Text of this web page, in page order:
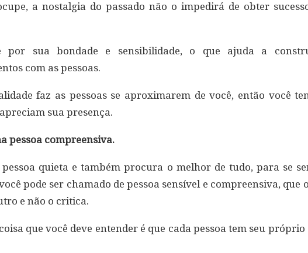
a nostalgia do passado não o impedirá de obter
por sua bondade e sensibilidade, o que ajuda a
com as pessoas.
faz as pessoas se aproximarem de você, então você
sua presença.
pessoa compreensiva.
pessoa quieta e também procura o melhor de tudo, para se
pode ser chamado de pessoa sensível e compreensiva, que
e não o critica.
que você deve entender é que cada pessoa tem seu